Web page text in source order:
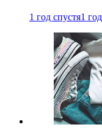
1 год спустя1